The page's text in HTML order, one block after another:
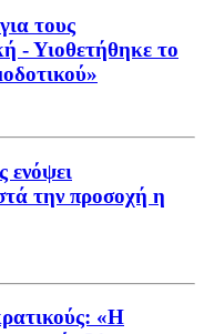
τους
- Υιοθετήθηκε το
ενόψει
την προσοχή η
«Η